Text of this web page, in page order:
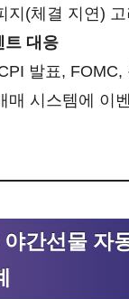
지(체결 지연)
트 대응
발표, FOMC,
매 시스템에 이
간선물 자